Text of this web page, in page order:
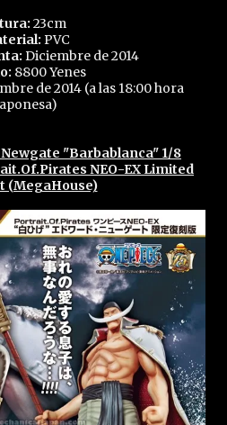
23cm
PVC
Diciembre de 2014
8800 Yenes
de 2014 (a las 18:00 hora
"Barbablanca" 1/8
NEO-EX Limited
(MegaHouse)